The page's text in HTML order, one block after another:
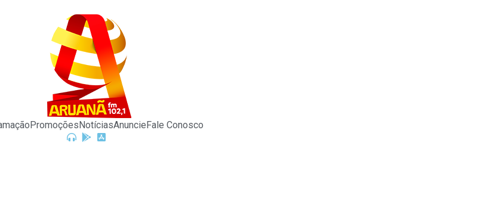
PromoçõesNotíciasAnuncieFale Conosco